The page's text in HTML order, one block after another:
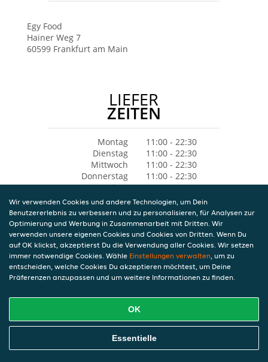
Egy Food
Hainer Weg 7
60599 Frankfurt am Main
LIEFER
ZEITEN
Montag
11:00 - 22:30
Dienstag
11:00 - 22:30
Mittwoch
11:00 - 22:30
Donnerstag
11:00 - 22:30
Freitag
11:00 - 22:30
Samstag
11:00 - 22:30
Sonntag
11:00 - 22:30
Wir verwenden Cookies und andere Technologien, um Dein
Benutzererlebnis zu verbessern und zu personalisieren, für Analysen zur
Optimierung und Werbung in Zusammenarbeit mit Dritten. Wir
verwenden unsere eigenen Cookies und Cookies von Dritten. Wenn Du
auf OK klickst, akzeptierst Du die Verwendung aller Cookies. Wir setzen
immer notwendige Cookies. Wähle Einstellungen verwalten, um zu
entscheiden, welche Cookies Du akzeptieren möchtest, um Deine
Präferenzen anzupassen und um weitere Informationen zu finden.
OK
Essentielle